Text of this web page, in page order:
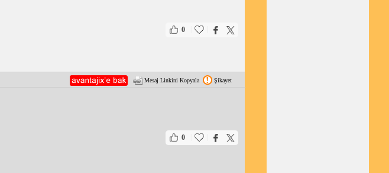
0
Mesaj Linkini Kopyala Şikayet
0